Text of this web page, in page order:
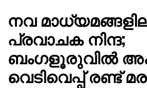
KSDLIVENEWS
നവ
പ്രവാചക നിന്ദ;
ബംഗളൂരുവില്‍
വെടിവെപ്പ് രണ്ട്